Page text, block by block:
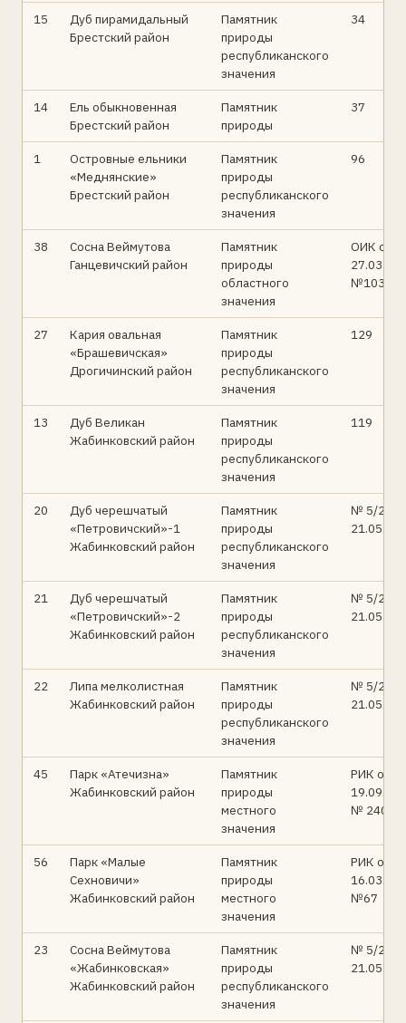
15
Дуб пирамидальный
Брестский район
Памятник
природы
республиканского
значения
34
14
Ель обыкновенная
Брестский район
Памятник
природы
37
1
Островные ельники
«Меднянские»
Брестский район
Памятник
природы
республиканского
значения
96
38
Сосна Веймутова
Ганцевичский район
Памятник
природы
областного
значения
ОИК от
27.03.95
№103
27
Кария овальная
«Брашевичская»
Дрогичинский район
Памятник
природы
республиканского
значения
129
13
Дуб Великан
Жабинковский район
Памятник
природы
республиканского
значения
119
20
Дуб черешчатый
«Петровичский»-1
Жабинковский район
Памятник
природы
республиканского
значения
№ 5/2 от
21.05.96
21
Дуб черешчатый
«Петровичский»-2
Жабинковский район
Памятник
природы
республиканского
значения
№ 5/2 от
21.05.96
22
Липа мелколистная
Жабинковский район
Памятник
природы
республиканского
значения
№ 5/2 от
21.05.96
45
Парк «Атечизна»
Жабинковский район
Памятник
природы
местного
значения
РИК от
19.09.76
№ 240
56
Парк «Малые
Сехновичи»
Жабинковский район
Памятник
природы
местного
значения
РИК от
16.03.95
№67
23
Сосна Веймутова
«Жабинковская»
Жабинковский район
Памятник
природы
республиканского
значения
№ 5/2 от
21.05.96